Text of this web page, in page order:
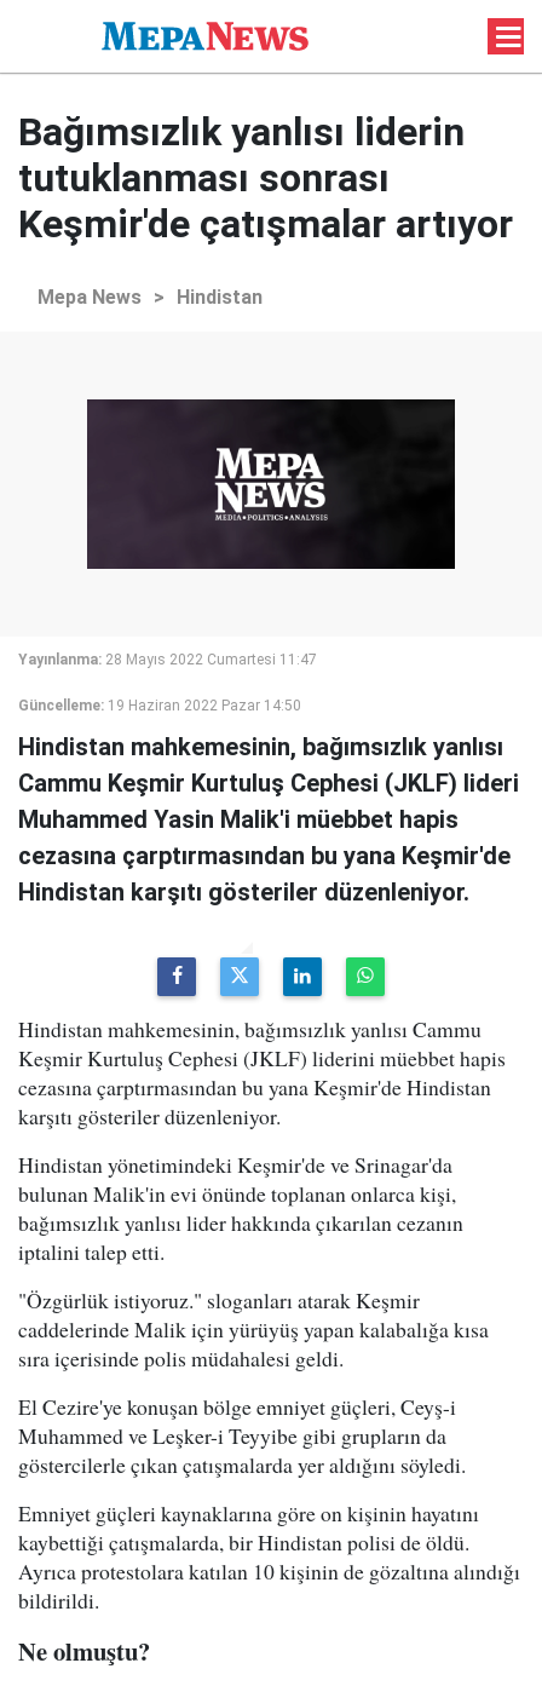
Bağımsızlık yanlısı liderin
tutuklanması sonrası
Keşmir'de çatışmalar artıyor
Mepa News > Hindistan
Yayınlanma: 28 Mayıs 2022 Cumartesi 11:47
Güncelleme: 19 Haziran 2022 Pazar 14:50
Hindistan mahkemesinin, bağımsızlık yanlısı
Cammu Keşmir Kurtuluş Cephesi (JKLF) lideri
Muhammed Yasin Malik'i müebbet hapis
cezasına çarptırmasından bu yana Keşmir'de
Hindistan karşıtı gösteriler düzenleniyor.
Hindistan mahkemesinin, bağımsızlık yanlısı Cammu
Keşmir Kurtuluş Cephesi (JKLF) liderini müebbet hapis
cezasına çarptırmasından bu yana Keşmir'de Hindistan
karşıtı gösteriler düzenleniyor.
Hindistan yönetimindeki Keşmir'de ve Srinagar'da
bulunan Malik'in evi önünde toplanan onlarca kişi,
bağımsızlık yanlısı lider hakkında çıkarılan cezanın
iptalini talep etti.
"Özgürlük istiyoruz." sloganları atarak Keşmir
caddelerinde Malik için yürüyüş yapan kalabalığa kısa
sıra içerisinde polis müdahalesi geldi.
El Cezire'ye konuşan bölge emniyet güçleri, Ceyş-i
Muhammed ve Leşker-i Teyyibe gibi grupların da
göstercilerle çıkan çatışmalarda yer aldığını söyledi.
Emniyet güçleri kaynaklarına göre on kişinin hayatını
kaybettiği çatışmalarda, bir Hindistan polisi de öldü.
Ayrıca protestolara katılan 10 kişinin de gözaltına alındığı
bildirildi.
Ne olmuştu?